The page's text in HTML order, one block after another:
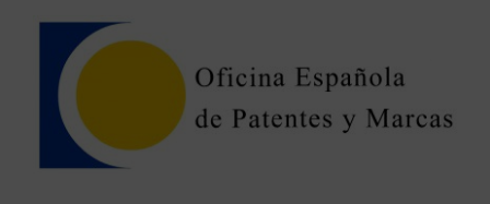
Ver
imagen
más